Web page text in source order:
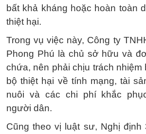
bất khả kháng hoặc hoàn toàn
thiệt hại.
Trong vụ việc này, Công ty
Phong Phú là chủ sở hữu và
chứa, nên phải chịu trách nhiệm
bộ thiệt hại về tính mạng, tài
nuôi và các chi phí khắc
người dân.
Cũng theo vị luật sư, Nghị định